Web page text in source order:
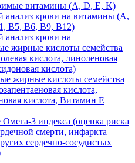
витамины (A, D, E, K)
анализ крови на витамины (A,
B5, B6, В9, B12)
крови на
жирные кислоты семейства
кислота, линоленовая
кислота)
жирные кислоты семейства
кислота,
кислота, Витамин E
3 индекса (оценка риска
смерти, инфаркта
сердечно-сосудистых